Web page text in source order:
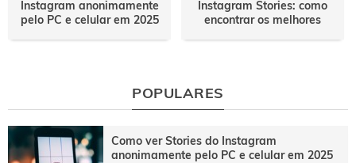
Instagram anonimamente
pelo PC e celular em 2025
Instagram Stories: como
encontrar os melhores
POPULARES
Como ver Stories do Instagram
anonimamente pelo PC e celular em 2025